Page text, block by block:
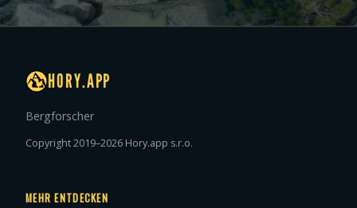
HORY.APP
Bergforscher
Copyright 2019–2026 Hory.app s.r.o.
MEHR ENTDECKEN